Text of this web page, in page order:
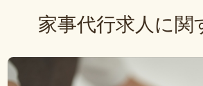
家事代行求人に関